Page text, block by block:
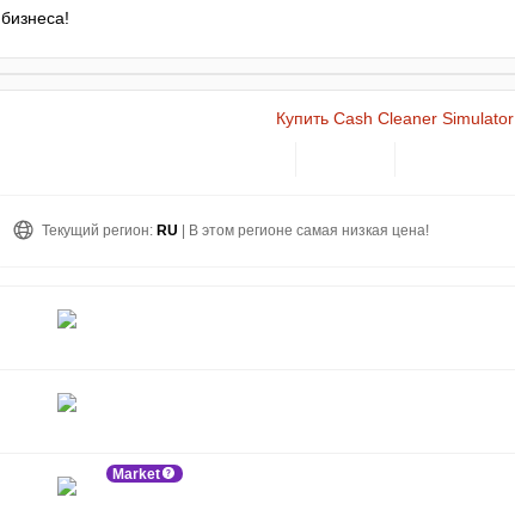
бизнеса!
Купить Cash Cleaner Simulator
Текущий регион: RU | В этом регионе самая низкая цена!
Market